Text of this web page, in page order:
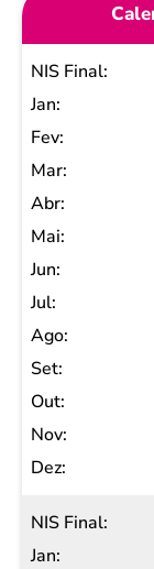
NIS
Final
Jan
Fev
Mar
Abr
Mai
Jun
Jul
Ago
Set
Out
Nov